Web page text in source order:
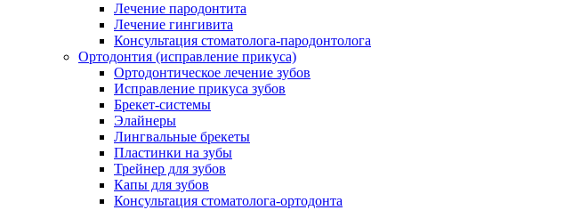
Лечение пародонтита
Лечение гингивита
Консультация стоматолога-пародонтолога
Ортодонтия (исправление прикуса)
Ортодонтическое лечение зубов
Исправление прикуса зубов
Брекет-системы
Элайнеры
Лингвальные брекеты
Пластинки на зубы
Трейнер для зубов
Капы для зубов
Консультация стоматолога-ортодонта